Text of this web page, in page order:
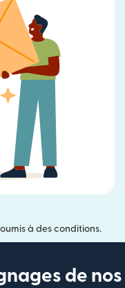
à des conditions.
de nos